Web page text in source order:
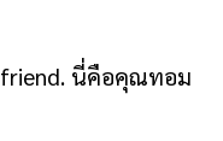
friend. นี่คือคุณทอม